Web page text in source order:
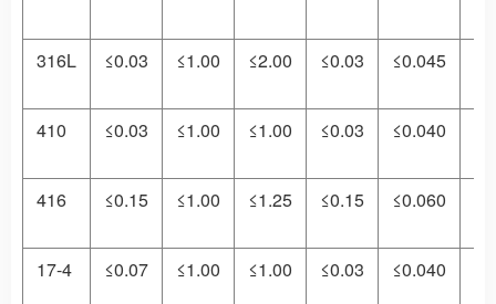
316L
≤0.03 ≤1.00 ≤2.00 ≤0.03 ≤0.045
410
≤0.03 ≤1.00 ≤1.00 ≤0.03 ≤0.040
416
≤0.15 ≤1.00 ≤1.25 ≤0.15 ≤0.060
17-4
≤0.07 ≤1.00 ≤1.00 ≤0.03 ≤0.040